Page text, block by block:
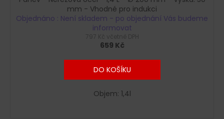
mm - Vhodné pro indukci
Objednáno : Není skladem - po objednání Vás budeme
informovat
659 Kč
DO KOŠÍKU
Objem: 1,4l